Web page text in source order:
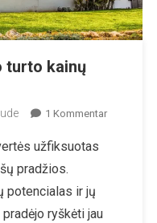
turto kainų
1 KommentarZu
užfiksuotas
pradžios.
potencialas ir jų
ryškėti jau